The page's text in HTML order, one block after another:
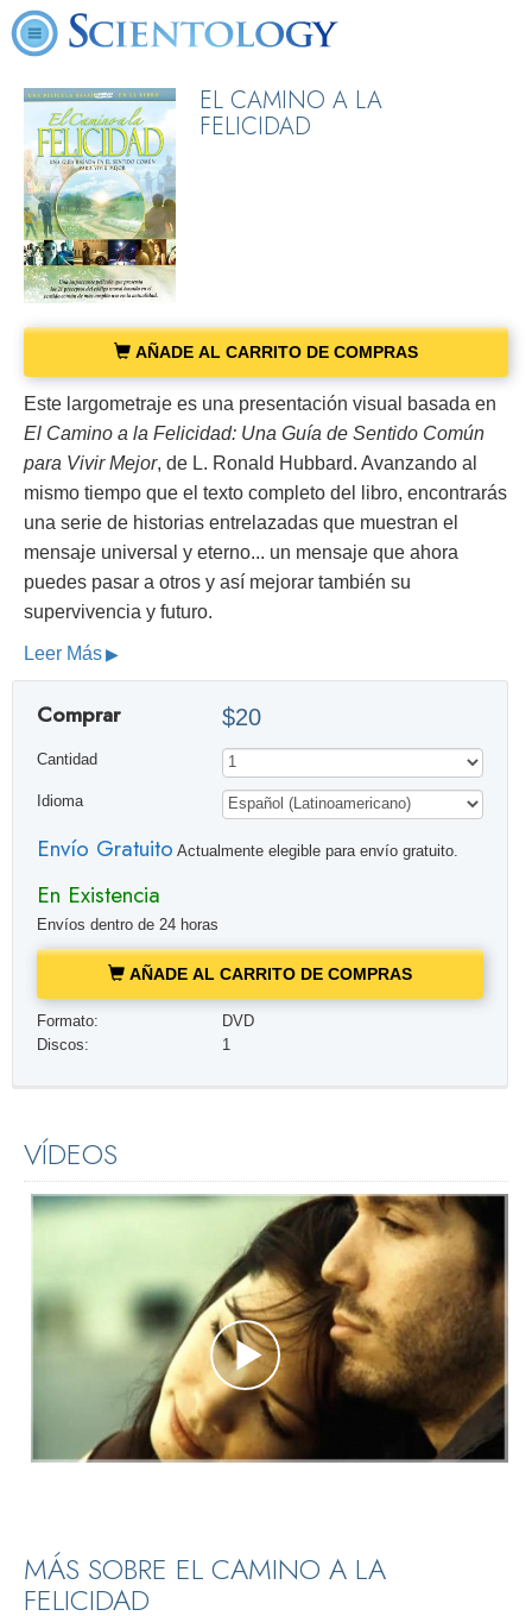
EL CAMINO A LA
FELICIDAD
AÑADE AL CARRITO DE COMPRAS
Este largometraje es una presentación visual basada en
El Camino a la Felicidad: Una Guía de Sentido Común
para Vivir Mejor, de L. Ronald Hubbard. Avanzando al
mismo tiempo que el texto completo del libro, encontrarás
una serie de historias entrelazadas que muestran el
mensaje universal y eterno... un mensaje que ahora
puedes pasar a otros y así mejorar también su
supervivencia y futuro.
Leer Más
Comprar $20
Cantidad
Idioma
Envío Gratuito Actualmente elegible para envío gratuito.
En Existencia
Envíos dentro de 24 horas
AÑADE AL CARRITO DE COMPRAS
Formato:
DVD
Discos:
1
VÍDEOS
MÁS SOBRE EL CAMINO A LA
FELICIDAD